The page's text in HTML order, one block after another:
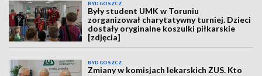
BYDGOSZCZ
Były student UMK w Toruniu
zorganizował charytatywny turniej. Dzieci
dostały oryginalne koszulki piłkarskie
[zdjęcia]
BYDGOSZCZ
Zmiany w komisjach lekarskich ZUS. Kto